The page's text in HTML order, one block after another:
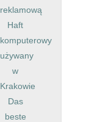
reklamową
Haft
komputerowy
używany
w
Krakowie
Das
beste